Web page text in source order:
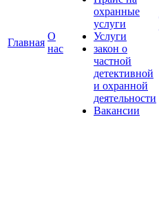
Главная
О
нас
охранные
услуги
Услуги
закон о
частной
детективной
и охранной
деятельности
Вакансии